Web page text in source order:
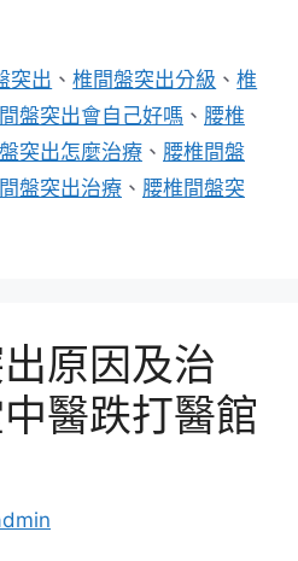
突出 、椎間盤突出分級 、椎
盤突出會自己好嗎 、 腰椎
突出怎麼治療 、 腰椎間盤
盤突出治療 、 腰椎間盤突
原因及治
醫跌打醫館